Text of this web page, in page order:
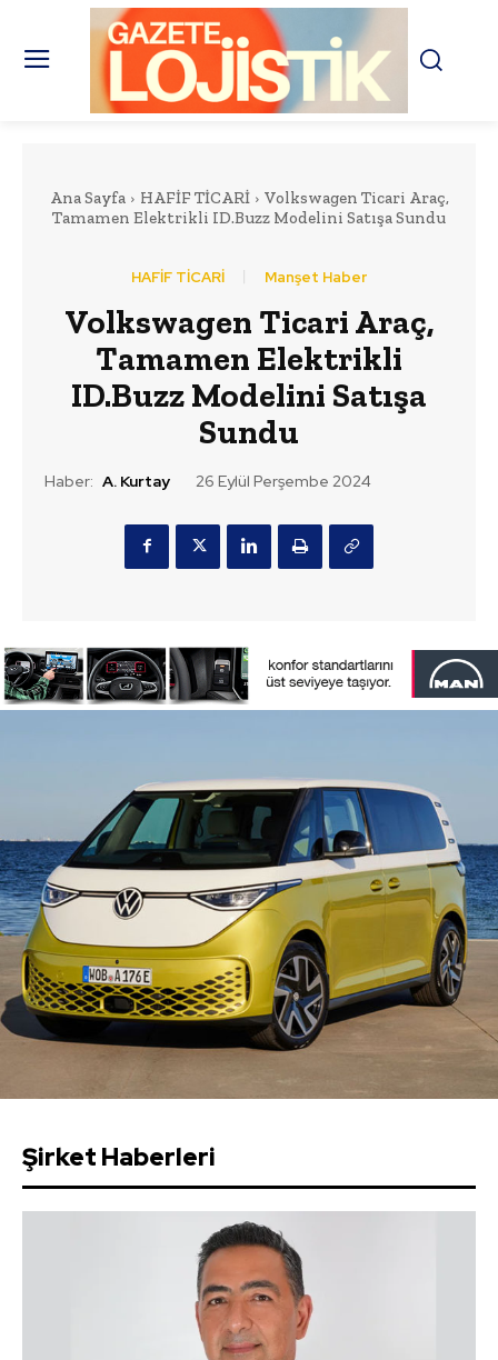
Ana Sayfa HAFİF TİCARİ
Volkswagen Ticari Araç,
Tamamen Elektrikli ID.Buzz Modelini Satışa Sundu
HAFİF TİCARİ Manşet Haber
Volkswagen Ticari Araç,
Tamamen Elektrikli
ID.Buzz Modelini Satışa
Sundu
Haber: A. Kurtay 26 Eylül Perşembe 2024
Şirket Haberleri